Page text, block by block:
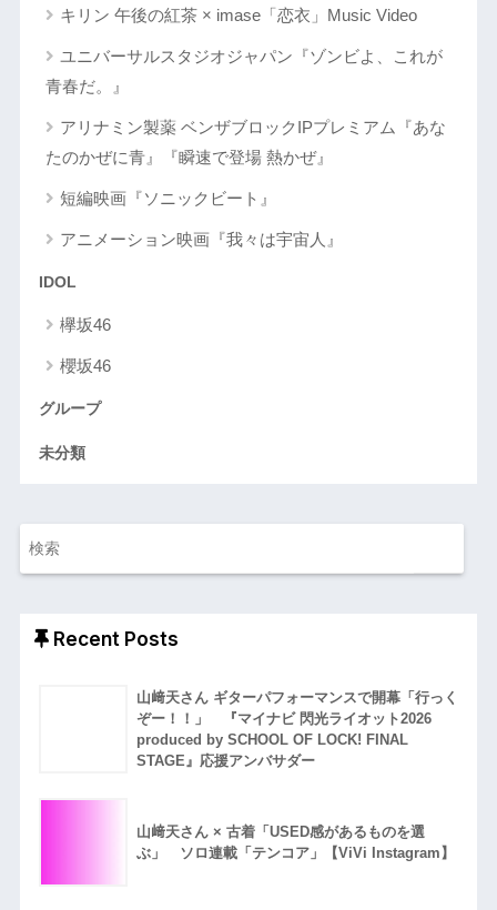
キリン 午後の紅茶 × imase「恋衣」Music Video
ユニバーサルスタジオジャパン『ゾンビよ、これが
青春だ。』
アリナミン製薬 ベンザブロックIPプレミアム『あな
たのかぜに青』『瞬速で登場 熱かぜ』
短編映画『ソニックビート』
アニメーション映画『我々は宇宙人』
IDOL
欅坂46
櫻坂46
グループ
未分類
Recent Posts
山﨑天さん ギターパフォーマンスで開幕「行っく
ぞー！！」 『マイナビ 閃光ライオット2026
produced by SCHOOL OF LOCK! FINAL
STAGE』応援アンバサダー
山﨑天さん × 古着「USED感があるものを選
ぶ」 ソロ連載「テンコア」【ViVi Instagram】